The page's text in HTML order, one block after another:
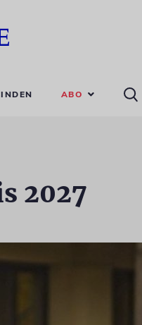
ABO
2027